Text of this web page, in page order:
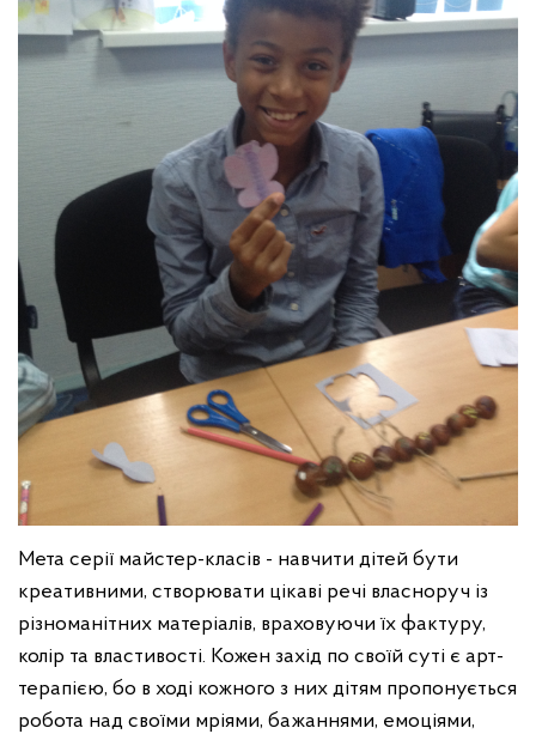
Мета серії майстер-класів - навчити дітей бути
креативними, створювати цікаві речі власноруч із
різноманітних матеріалів, враховуючи їх фактуру,
колір та властивості. Кожен захід по своїй суті є арт-
терапією, бо в ході кожного з них дітям пропонується
робота над своїми мріями, бажаннями, емоціями,